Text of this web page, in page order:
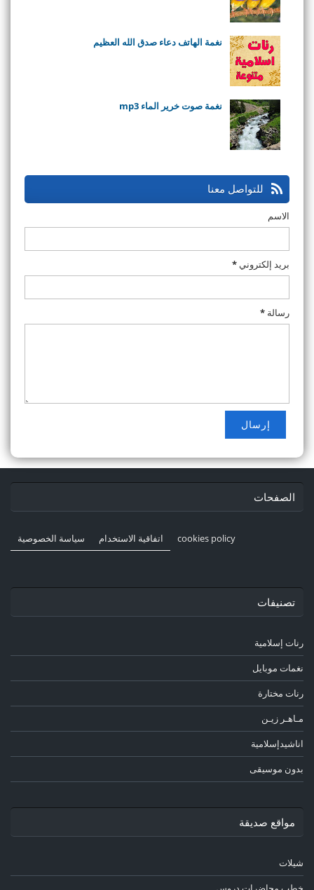
نغمة الهاتف دعاء صدق الله العظيم
نغمة صوت خرير الماء mp3
للتواصل معنا
الاسم
بريد إلكتروني*
رسالة *
الصفحات
سياسة الخصوصية اتفاقية الاستخدام cookies policy
تصنيفات
رنات إسلامية
نغمات موبايل
رنات مختارة
مـاهـر زيـن
اناشيدإسلامية
بدون موسيقى
مواقع صديقة
شيلات